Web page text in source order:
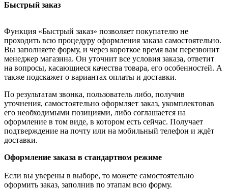
Быстрый заказ
Функция «Быстрый заказ» позволяет покупателю не
проходить всю процедуру оформления заказа самостоятельно.
Вы заполняете форму, и через короткое время вам перезвонит
менеджер магазина. Он уточнит все условия заказа, ответит
на вопросы, касающиеся качества товара, его особенностей. А
также подскажет о вариантах оплаты и доставки.
По результатам звонка, пользователь либо, получив
уточнения, самостоятельно оформляет заказ, укомплектовав
его необходимыми позициями, либо соглашается на
оформление в том виде, в котором есть сейчас. Получает
подтверждение на почту или на мобильный телефон и ждёт
доставки.
Оформление заказа в стандартном режиме
Если вы уверены в выборе, то можете самостоятельно
оформить заказ, заполнив по этапам всю форму.